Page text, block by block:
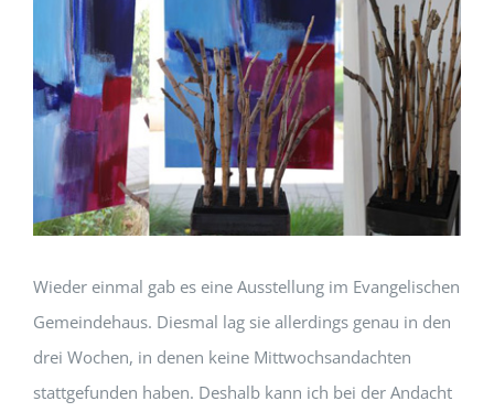
Wieder einmal gab es eine Ausstellung im Evangelischen
Gemeindehaus. Diesmal lag sie allerdings genau in den
drei Wochen, in denen keine Mittwochsandachten
stattgefunden haben. Deshalb kann ich bei der Andacht